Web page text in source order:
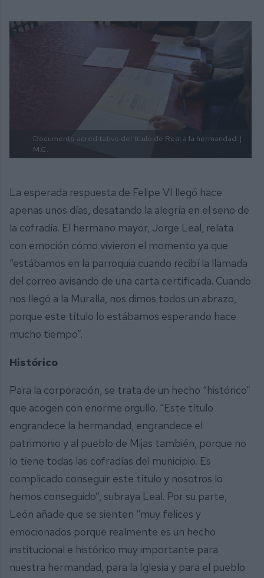
Documento acreditativo del título de Real a la hermandad. |
M.C.
La esperada respuesta de Felipe VI llegó hace
apenas unos días, desatando la alegría en el seno de
la cofradía. El hermano mayor, Jorge Leal, relata
con emoción cómo vivieron el momento ya que
“estábamos en la parroquia cuando recibí la llamada
del correo avisando de una carta certificada. Cuando
nos llegó a la Muralla, nos dimos todos un abrazo,
porque este título lo estábamos esperando hace
mucho tiempo”.
Histórico
Para la corporación, se trata de un hecho “histórico”
que acogen con enorme orgullo. “Este título
engrandece la hermandad, engrandece el
patrimonio y al pueblo de Mijas también, porque no
lo tiene todas las cofradías del municipio. Es
complicado conseguir este título y nosotros lo
hemos conseguido”, subraya Leal. Por su parte,
León añade que se sienten “muy felices y
emocionados porque realmente es un hecho
institucional e histórico muy importante para
nuestra hermandad, para la Iglesia y para el pueblo